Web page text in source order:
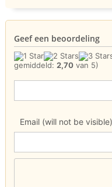
Geef een beoordeling
gemiddeld: 2,70 van 5)
Email (will not be